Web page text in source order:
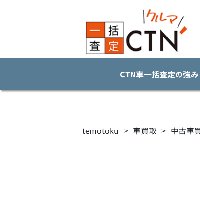
CTN車一括査定の強み
temotoku > 車買取 > 中古車